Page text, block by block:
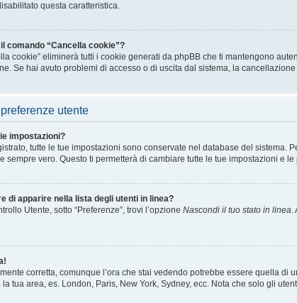
questa caratteristica.
comando “Cancella cookie”?
cookie” eliminerà tutti i cookie generati da phpBB che ti mantengono
Se hai avuto problemi di accesso o di uscita dal sistema, la
utente
impostazioni?
tutte le tue impostazioni sono conservate nel database del
sempre vero. Questo ti permetterà di cambiare tutte le tue impostazioni e le
di apparire nella lista degli utenti in linea?
Utente, sotto “Preferenze”, trovi l’opzione Nascondi il tuo stato in linea.
corretta, comunque l’ora che stai vedendo potrebbe essere quella
tua area, es. London, Paris, New York, Sydney, ecc. Nota che solo gli